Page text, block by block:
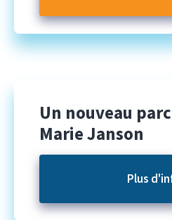
Un nouveau
Marie Janson
Plus